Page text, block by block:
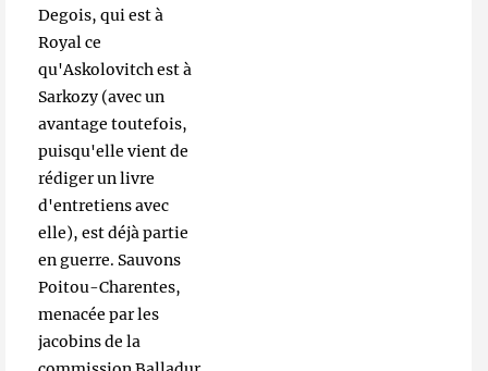
Degois, qui est à
Royal ce
qu'Askolovitch est à
Sarkozy (avec un
avantage toutefois,
puisqu'elle vient de
rédiger un livre
d'entretiens avec
elle), est déjà partie
en guerre. Sauvons
Poitou-Charentes,
menacée par les
jacobins de la